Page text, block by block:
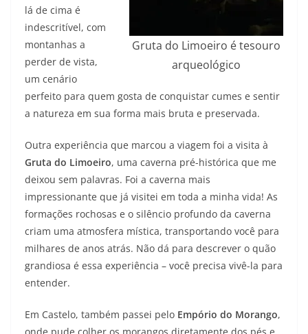
Gruta do Limoeiro é tesouro
arqueológico
lá de cima é
indescritível, com
montanhas a
perder de vista,
um cenário
perfeito para quem gosta de conquistar cumes e sentir
a natureza em sua forma mais bruta e preservada.
Outra experiência que marcou a viagem foi a visita à
Gruta do Limoeiro, uma caverna pré-histórica que me
deixou sem palavras. Foi a caverna mais
impressionante que já visitei em toda a minha vida! As
formações rochosas e o silêncio profundo da caverna
criam uma atmosfera mística, transportando você para
milhares de anos atrás. Não dá para descrever o quão
grandiosa é essa experiência – você precisa vivê-la para
entender.
Em Castelo, também passei pelo Empório do Morango,